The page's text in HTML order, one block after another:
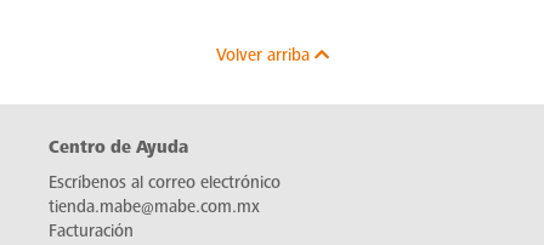
Volver arriba
Centro de Ayuda
Escríbenos al correo electrónico
tienda.mabe@mabe.com.mx
Facturación